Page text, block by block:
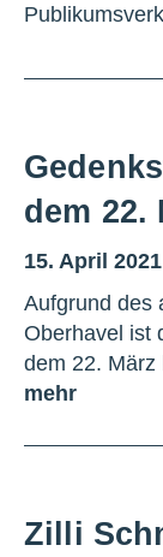
dem 22.
15. April 2021
Aufgrund des
Oberhavel ist
dem 22. März
mehr
Zilli